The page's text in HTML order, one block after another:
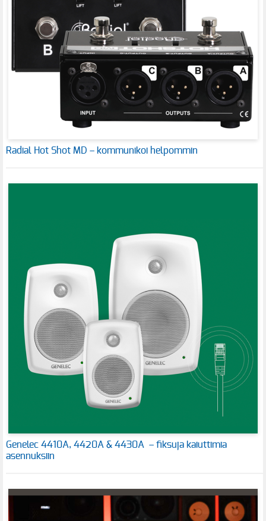
Radial Hot Shot MD – kommunikoi helpommin
Genelec 4410A, 4420A & 4430A – fiksuja kaiuttimia
asennuksiin